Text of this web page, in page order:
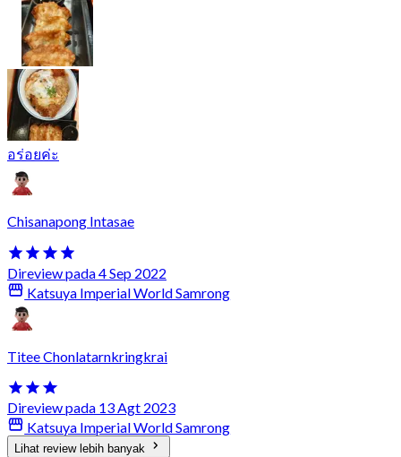
อร่อยค่ะ
Chisanapong Intasae
Direview pada 4 Sep 2022
Katsuya Imperial World Samrong
Titee Chonlatarnkringkrai
Direview pada 13 Agt 2023
Katsuya Imperial World Samrong
Lihat review lebih banyak